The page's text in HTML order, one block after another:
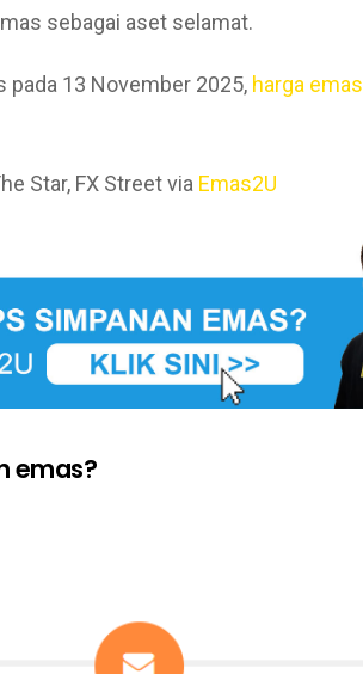
sebagai aset selamat.
pada 13 November 2025, harga emas
Star, FX Street via Emas2U
emas?